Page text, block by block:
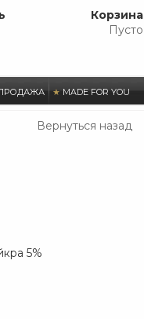
Корзина
Пусто
★MADE FOR YOU
Вернуться назад
5%